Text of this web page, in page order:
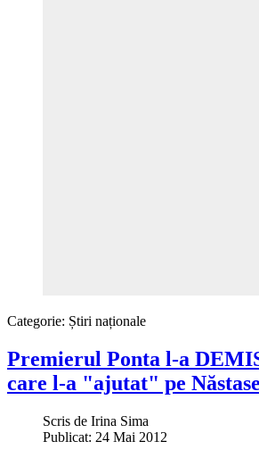
Categorie: Știri naționale
Premierul Ponta l-a
care l-a "ajutat" pe Năstase
Scris de Irina Sima
Publicat: 24 Mai 2012